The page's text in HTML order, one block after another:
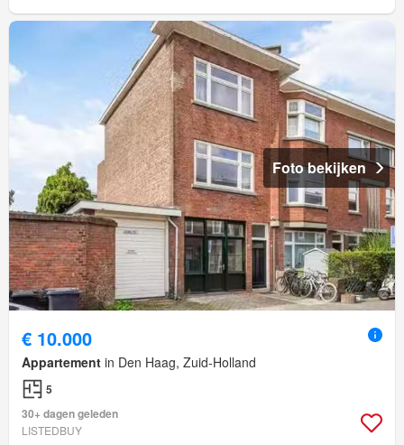
Foto bekijken
€ 10.000
Appartement in Den Haag, Zuid-Holland
5
30+ dagen geleden
LISTEDBUY